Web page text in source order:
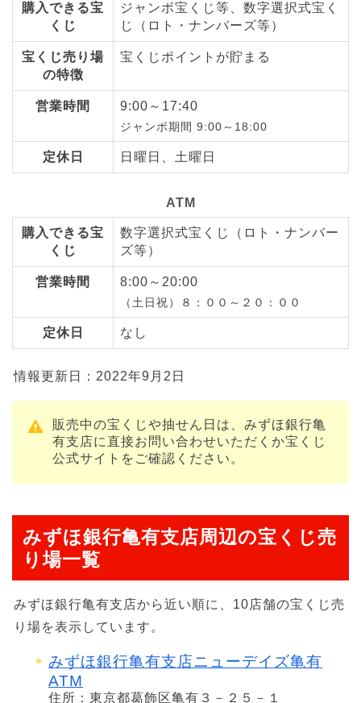
購入できる宝
くじ
ジャンボ宝くじ等、数字選択式宝く
じ（ロト・ナンバーズ等）
宝くじ売り場
の特徴
宝くじポイントが貯まる
営業時間 9:00～17:40
ジャンボ期間 9:00～18:00
定休日 日曜日、土曜日
ATM
購入できる宝
くじ
数字選択式宝くじ（ロト・ナンバー
ズ等）
営業時間 8:00～20:00
（土日祝）８：００～２０：００
定休日 なし
情報更新日：2022年9月2日
販売中の宝くじや抽せん日は、みずほ銀行亀
有支店に直接お問い合わせいただくか宝くじ
公式サイトをご確認ください。
みずほ銀行亀有支店周辺の宝くじ売
り場一覧
みずほ銀行亀有支店から近い順に、10店舗の宝くじ売
り場を表示しています。
みずほ銀行亀有支店ニューデイズ亀有
ATM
住所：東京都葛飾区亀有３－２５－１